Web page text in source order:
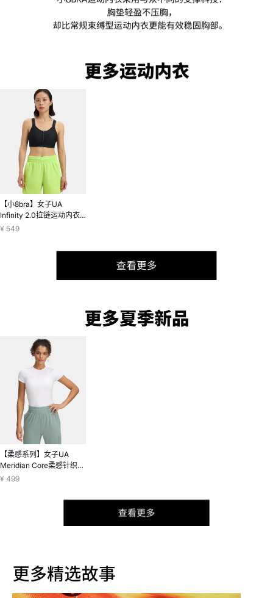
【小8bra】女子UA
Infinity 2.0拉链运动内衣-
高强度
¥ 549
【柔感系列】女子UA
Meridian Core柔感针织短
袖T恤
¥ 499